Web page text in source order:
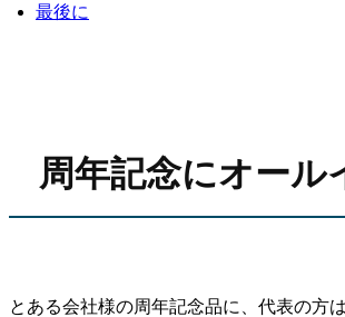
最後に
周年記念にオー
とある会社様の周年記念品に、代表の方